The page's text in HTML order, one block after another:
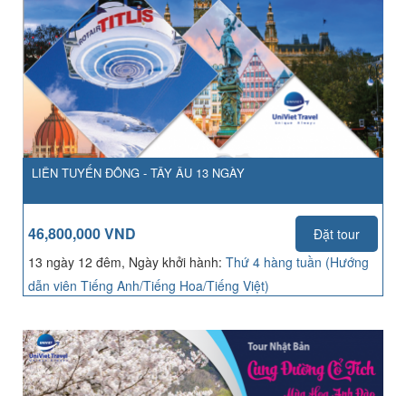
LIÊN TUYẾN ĐÔNG - TÂY ÂU 13 NGÀY
46,800,000 VND
Đặt tour
13 ngày 12 đêm, Ngày khởi hành: Thứ 4 hàng tuần (Hướng
dẫn viên Tiếng Anh/Tiếng Hoa/Tiếng Việt)